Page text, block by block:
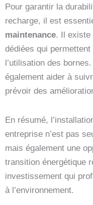
Pour garantir la
recharge, il est
maintenance. Il existe
dédiées qui
l’utilisation des
également aider à
prévoir des
En résumé,
entreprise n’est pas
mais également une
transition énergétique
investissement qui
à l’environnement.